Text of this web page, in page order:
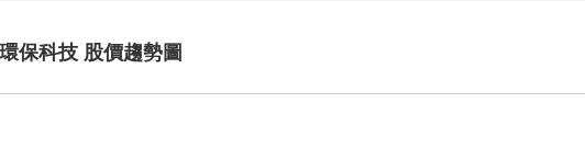
保科技 股價趨勢圖